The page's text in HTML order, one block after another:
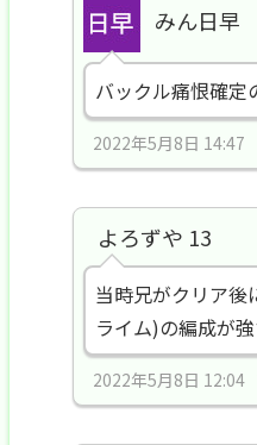
みん日早
バックル痛恨確定
2022年5月8日
よろずや 13
当時兄がクリア
ライム)の編成が
2022年5月8日